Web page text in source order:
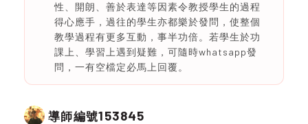
性、開朗、善於表達等因素令教授學生的過程
得心應手，過往的學生亦都樂於發問，使整個
教學過程有更多互動，事半功倍。若學生於功
課上、學習上遇到疑難，可隨時whatsapp發
問，一有空檔定必馬上回覆。
導師編號153845